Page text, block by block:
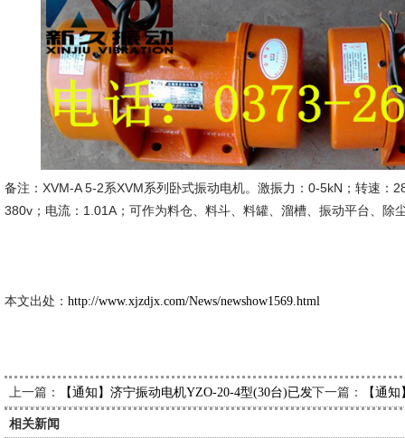
备注：XVM-A 5-2系XVM系列卧式振动电机。激振力：0-5kN；转速：
380v；电流：1.01A；可作为料仓、料斗、料罐、溜槽、振动平台、除
本文出处： http://www.xjzdjx.com/News/newshow1569.html
上一篇： 【通知】济宁振动电机YZO-20-4型(30台)已发出，请褚经理查
下一篇： 【通
相关新闻